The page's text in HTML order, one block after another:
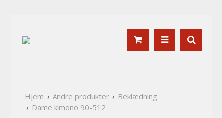
Hjem Andre produkter
Beklædning
Dame kimono 90-512